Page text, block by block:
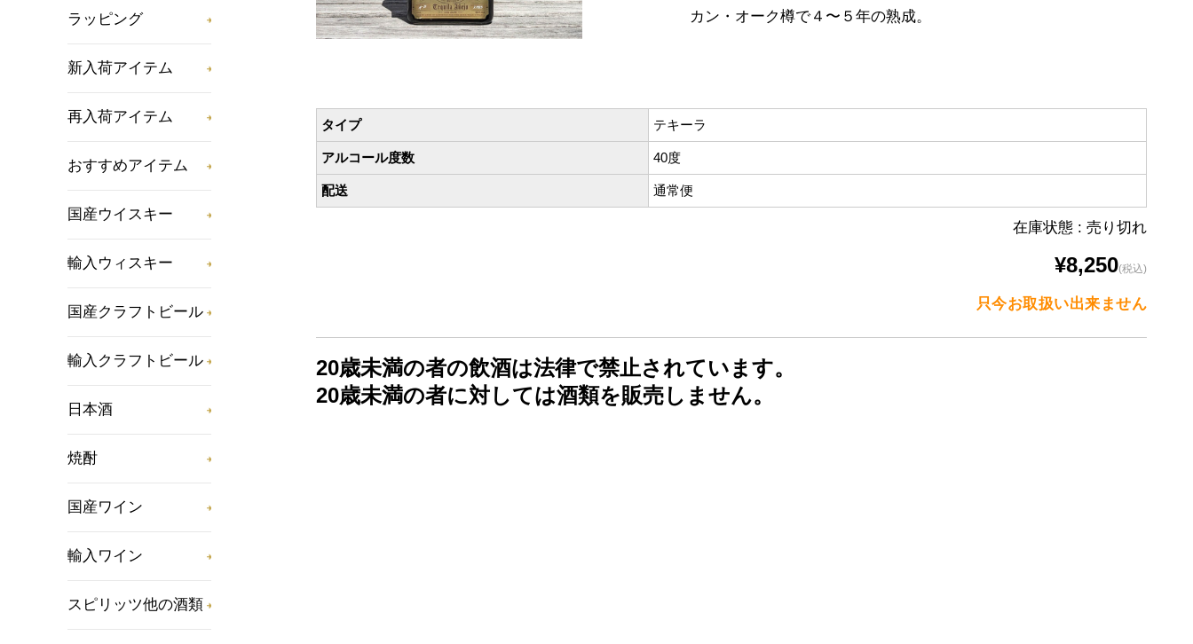
カン・オーク樽で４〜５年の熟成。
タイプ テキーラ
アルコール度数 40度
配送 通常便
在庫状態 : 売り切れ
¥8,250(税込)
只今お取扱い出来ません
20歳未満の者の飲酒は法律で禁止されています。
20歳未満の者に対しては酒類を販売しません。
ラッピング
新入荷アイテム
再入荷アイテム
おすすめアイテム
国産ウイスキー
輸入ウィスキー
国産クラフトビール
輸入クラフトビール
日本酒
焼酎
国産ワイン
輸入ワイン
スピリッツ他の酒類